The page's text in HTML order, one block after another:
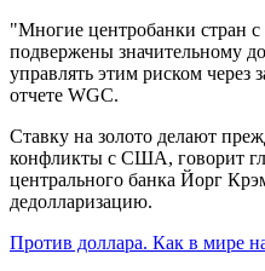
"Многие центробанки стран
подвержены значительному
управлять этим риском через
отчете WGC.
Ставку на золото делают
конфликты с США, говорит
центрального банка Йорг
дедолларизацию.
Против доллара. Как в мире